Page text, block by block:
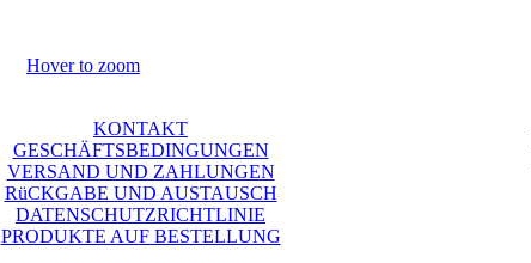
Hover to zoom
KONTAKT
GESCHÄFTSBEDINGUNGEN
VERSAND UND ZAHLUNGEN
RüCKGABE UND AUSTAUSCH
DATENSCHUTZRICHTLINIE
PRODUKTE AUF BESTELLUNG